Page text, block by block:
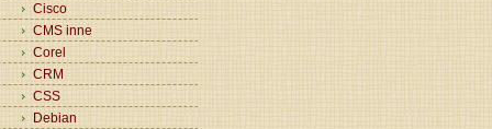
Cisco
CMS inne
Corel
CRM
CSS
Debian